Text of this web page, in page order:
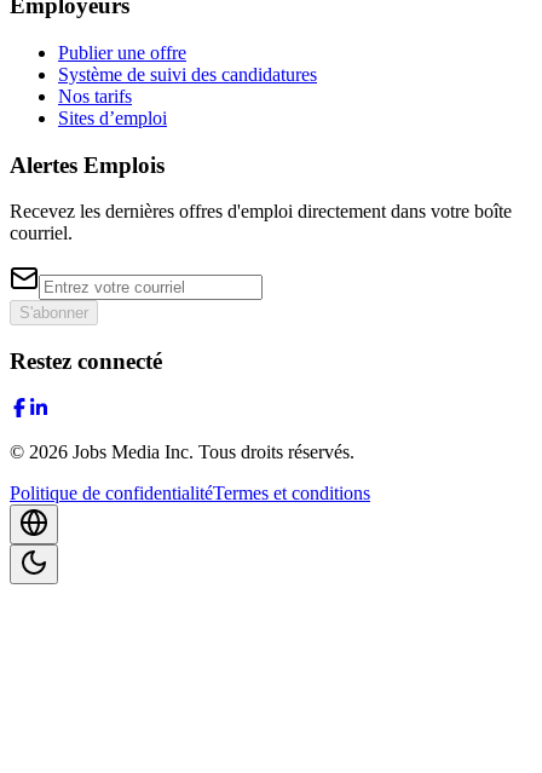
Employeurs
Publier une offre
Système de suivi des candidatures
Nos tarifs
Sites d’emploi
Alertes Emplois
Recevez les dernières offres d'emploi directement dans votre boîte
courriel.
S'abonner
Restez connecté
© 2026 Jobs Media Inc. Tous droits réservés.
Politique de confidentialitéTermes et conditions